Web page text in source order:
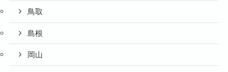
鳥取
島根
岡山